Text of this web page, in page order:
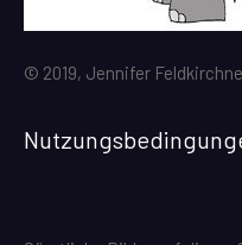
© 2019, Jennifer